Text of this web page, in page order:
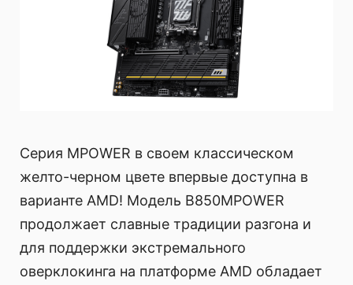
Серия MPOWER в своем классическом
желто-черном цвете впервые доступна в
варианте AMD! Модель B850MPOWER
продолжает славные традиции разгона и
для поддержки экстремального
оверклокинга на платформе AMD обладает